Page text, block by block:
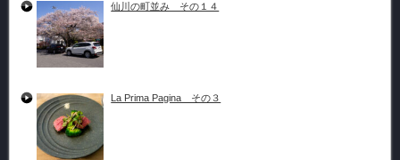
仙川の町並み その１４
La Prima Pagina その３